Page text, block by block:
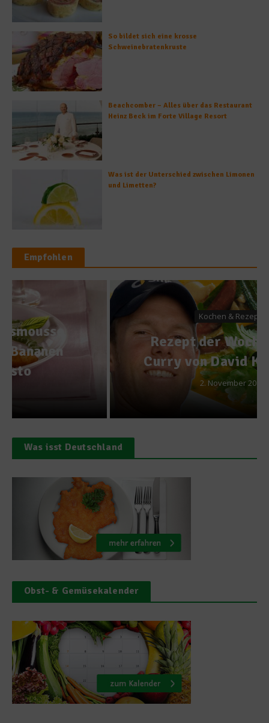
So bildet sich eine krosse
Schweinebratenkruste
Beachcomber – Alles über das Restaurant
Heinz Beck im Forte Village Resort
Was ist der Unterschied zwischen Limonen
und Limetten?
Empfohlen
Kochen & Rezepte
Rezept der Woche – Thai-
Curry von David Klemperer
Was isst Deutschland
Obst- & Gemüsekalender